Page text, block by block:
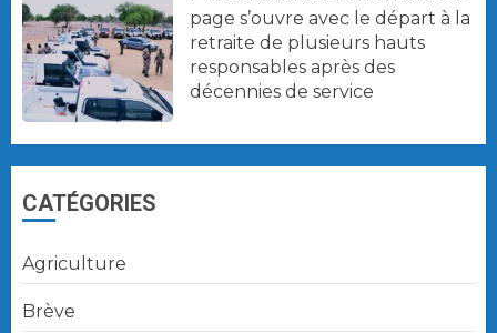
page s’ouvre avec le départ à la
retraite de plusieurs hauts
responsables après des
décennies de service
CATÉGORIES
Agriculture
Brève